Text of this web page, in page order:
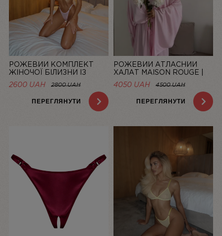
РОЖЕВИЙ КОМПЛЕКТ
ЖІНОЧОЇ БІЛИЗНИ ІЗ
СІТОЧКИ BASIC PINK |
LINIYA
2600 UAH 2800 UAH
ПЕРЕГЛЯНУТИ
РОЖЕВИЙ АТЛАСНИЙ
ХАЛАТ MAISON ROUGE |
LINIYA
4050 UAH 4500 UAH
ПЕРЕГЛЯНУТИ